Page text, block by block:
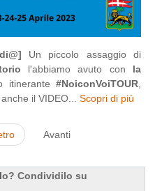
Un piccolo assaggio di
l'abbiamo avuto con la
itinerante#NoiconVoiTOUR,
il VIDEO... Scopri di più
Avanti
Condividilo su